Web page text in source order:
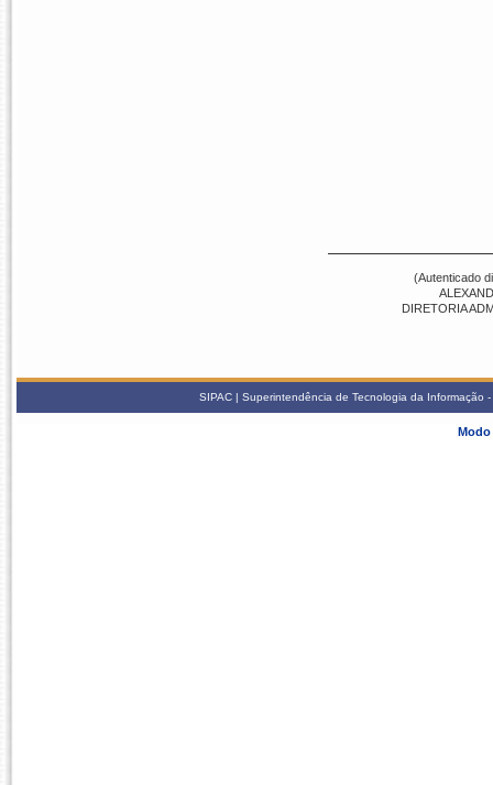
(Autenticado
DIRETORIA
SIPAC | Superintendência de Tecnologia da
Modo